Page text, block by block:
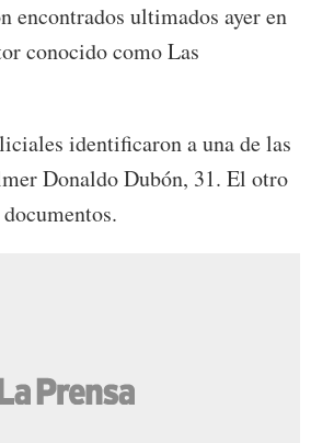
encontrados ultimados ayer en
conocido como Las
identificaron a una de las
Donaldo Dubón, 31. El otro